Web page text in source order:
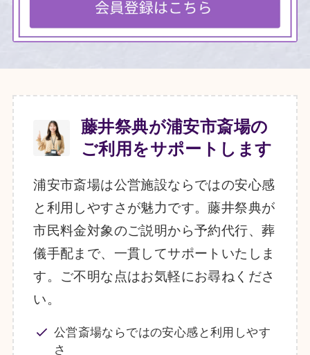
藤井祭典が浦安市斎場の
ご利用をサポートします
浦安市斎場は公営施設ならではの安心感
と利用しやすさが魅力です。藤井祭典が
市民料金対象のご説明から予約代行、葬
儀手配まで、一貫してサポートいたしま
す。ご不明な点はお気軽にお尋ねくださ
い。
公営斎場ならではの安心感と利用しやす
さ